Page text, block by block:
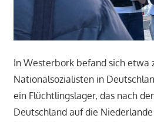
In Westerbork befand sich etwa
Nationalsozialisten in
ein Flüchtlingslager, das nach
Deutschland auf die